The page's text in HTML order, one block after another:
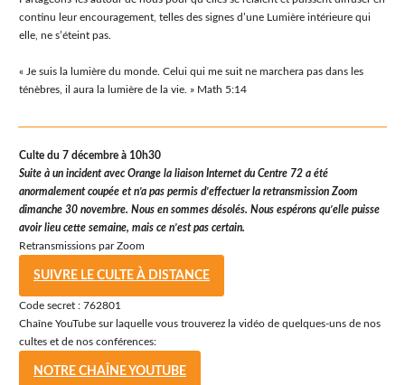
continu leur encouragement, telles des signes d’une Lumière intérieure qui
elle, ne s’éteint pas.
« Je suis la lumière du monde. Celui qui me suit ne marchera pas dans les
ténèbres, il aura la lumière de la vie. » Math 5:14
Culte du 7 décembre à 10h30
Suite à un incident avec Orange la liaison Internet du Centre 72 a été
anormalement coupée et n’a pas permis d’effectuer la retransmission Zoom
dimanche 30 novembre. Nous en sommes désolés. Nous espérons qu’elle puisse
avoir lieu cette semaine, mais ce n’est pas certain.
Retransmissions par Zoom
SUIVRE LE CULTE À DISTANCE
Code secret : 762801
Chaîne YouTube sur laquelle vous trouverez la vidéo de quelques-uns de nos
cultes et de nos conférences:
NOTRE CHAÎNE YOUTUBE